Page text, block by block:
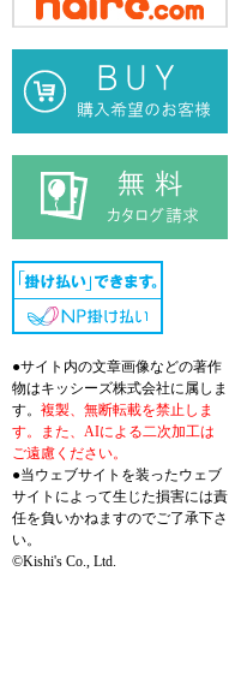
●サイト内の文章画像などの著作
物はキッシーズ株式会社に属しま
す。 複製、無断転載を禁止しま
す。また、AIによる二次加工は
ご遠慮ください。
●当ウェブサイトを装ったウェブ
サイトによって生じた損害には責
任を負いかねますのでご了承下さ
い。
©Kishi's Co., Ltd.